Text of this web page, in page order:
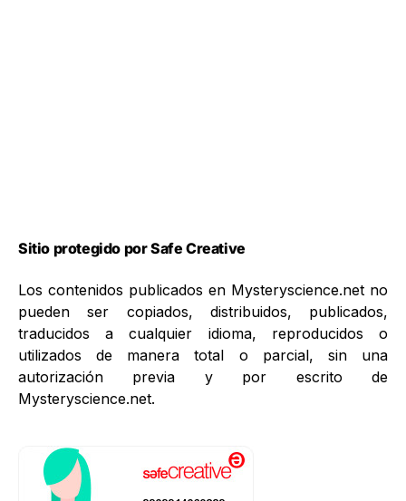
Sitio protegido por Safe Creative
Los contenidos publicados en Mysteryscience.net no
pueden ser copiados, distribuidos, publicados,
traducidos a cualquier idioma, reproducidos o
utilizados de manera total o parcial, sin una
autorización previa y por escrito de
Mysteryscience.net.